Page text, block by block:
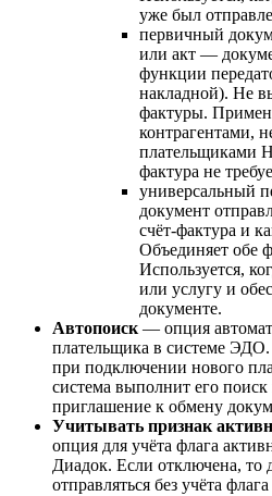
уже был
первичный
или акт —
функции
накладной). Не
фактуры.
контрагентами,
плательщиками
фактура не
универсальный
документ
счёт-фактура и
Объединяет обе
Используется,
или услугу и
документе.
Автопоиск — опция
плательщика в системе
при подключении нового
система выполнит его
приглашение к обмену
Учитывать признак
опция для учёта флага
Диадок. Если отключена, то
отправляться без учёта